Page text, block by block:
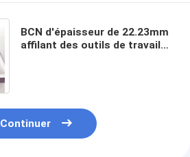
BCN d'épaisseur de 22.23mm
affilant des outils de travail
Continuer